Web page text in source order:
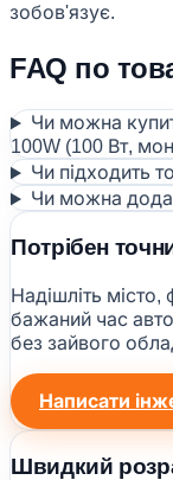
зобов'язує.
FAQ по
Чи можна
100W (100 Вт,
Чи підходить
Чи можна
Потрібен
Надішліть місто,
бажаний час
без зайвого
Написати
Швидкий